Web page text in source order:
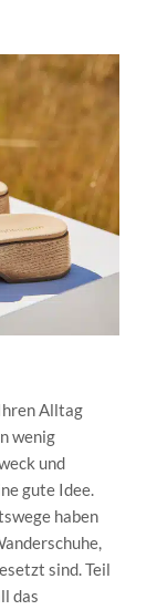
Alltag
wenig
und
gute Idee.
haben
sind. Teil
das